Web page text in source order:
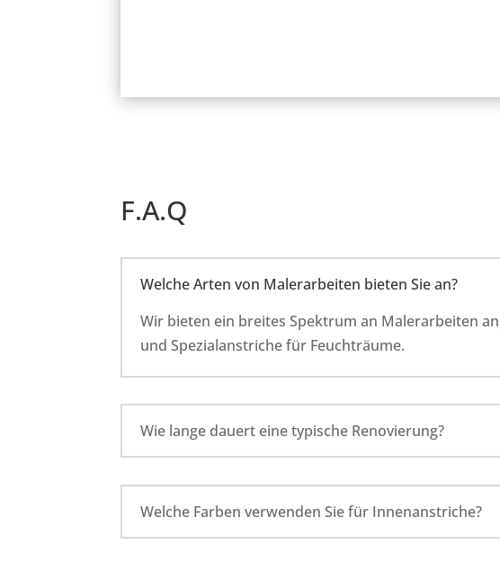
F.A.Q
Welche Arten von Malerarbeiten bieten Sie an?
Wir bieten ein breites Spektrum an Malerarbeiten
und Spezialanstriche für Feuchträume.
Wie lange dauert eine typische Renovierung?
Welche Farben verwenden Sie für Innenanstriche?